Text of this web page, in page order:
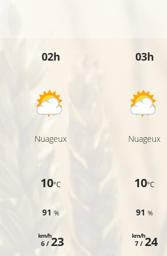
02h
Nuageux
10°C
91%
6 /
km/h23
03h
Nuageux
10°C
91%
7 /
km/h24